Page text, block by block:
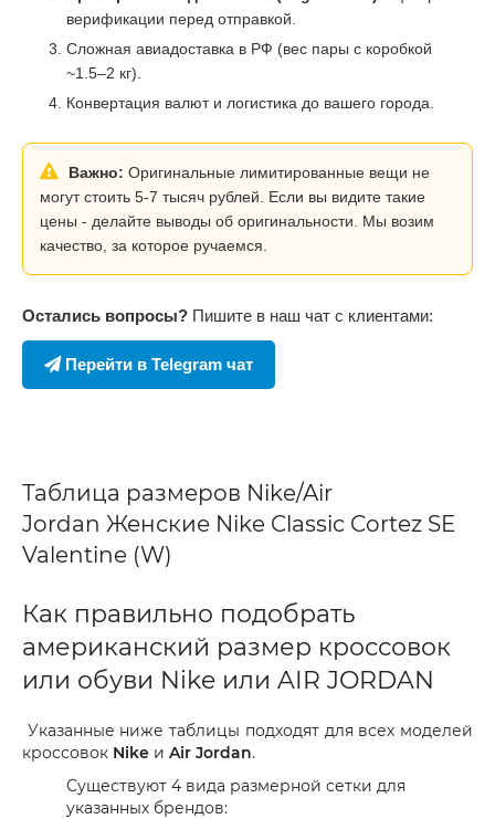
верификации перед отправкой.
Сложная авиадоставка в РФ (вес пары с коробкой
~1.5–2 кг).
Конвертация валют и логистика до вашего города.
Важно: Оригинальные лимитированные вещи не
могут стоить 5-7 тысяч рублей. Если вы видите такие
цены - делайте выводы об оригинальности. Мы возим
качество, за которое ручаемся.
Остались вопросы? Пишите в наш чат с клиентами:
Перейти в Telegram чат
Таблица размеров Nike/Air
Jordan Женские Nike Classic Cortez SE
Valentine (W)
Как правильно подобрать
американский размер кроссовок
или обуви Nike или AIR JORDAN
Указанные ниже таблицы подходят для всех моделей
кроссовок Nike и Air Jordan.
Существуют 4 вида размерной сетки для
указанных брендов: